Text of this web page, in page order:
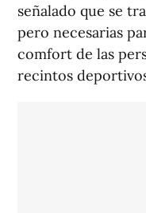
señalado que se
pero necesarias
comfort de las
recintos